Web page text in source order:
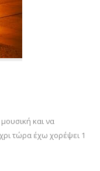
και να
τώρα έχω χορέψει 1